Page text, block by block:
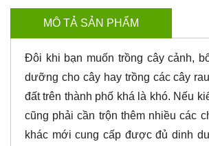
MÔ TẢ SẢN PHẨM
Đôi khi bạn muốn trồng cây cảnh,
dưỡng cho cây hay trồng các cây
đất trên thành phố khá là khó. Nếu
cũng phải cần trộn thêm nhiều các
khác mới cung cấp được đủ dinh